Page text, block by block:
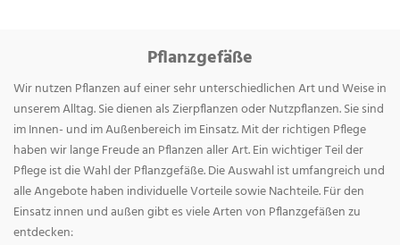
Pflanzgefäße
Wir nutzen Pflanzen auf einer sehr unterschiedlichen Art und Weise in
unserem Alltag. Sie dienen als Zierpflanzen oder Nutzpflanzen. Sie sind
im Innen- und im Außenbereich im Einsatz. Mit der richtigen Pflege
haben wir lange Freude an Pflanzen aller Art. Ein wichtiger Teil der
Pflege ist die Wahl der Pflanzgefäße. Die Auswahl ist umfangreich und
alle Angebote haben individuelle Vorteile sowie Nachteile. Für den
Einsatz innen und außen gibt es viele Arten von Pflanzgefäßen zu
entdecken: